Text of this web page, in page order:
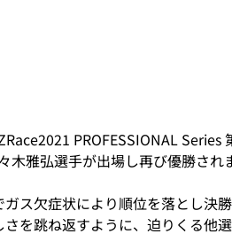
PROFESSIONAL
雅弘選手が出場し再び優勝され
ス欠症状により順位を落とし決
を跳ね返すように、迫りくる他